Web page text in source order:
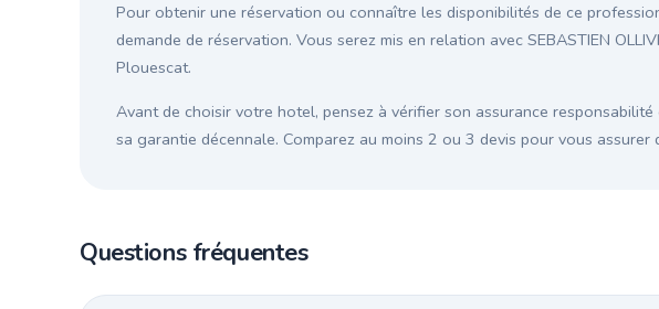
Pour obtenir une réservation ou connaître les disponibilités de ce
demande de réservation. Vous serez mis en relation avec SEBASTIEN
Plouescat.
Avant de choisir votre hotel, pensez à vérifier son assurance
sa garantie décennale. Comparez au moins 2 ou 3 devis pour vous
Questions fréquentes